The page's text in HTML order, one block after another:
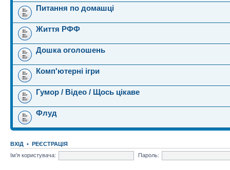
Питання по домашці
Життя РФФ
Дошка оголошень
Комп'ютерні ігри
Гумор / Відео / Щось цікаве
Флуд
ВХІД • РЕЄСТРАЦІЯ
Ім'я користувача:
Пароль: